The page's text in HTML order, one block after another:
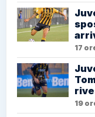
17
19